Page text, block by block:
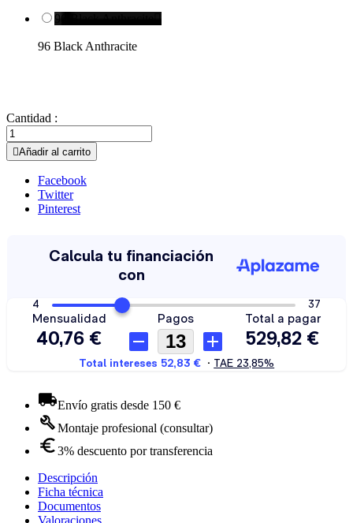
96 Black Anthracite
96 Black Anthracite
Cantidad :
Añadir al carrito
Facebook
Twitter
Pinterest
Envío gratis desde 150 €
Montaje profesional (consultar)
3% descuento por transferencia
Descripción
Ficha técnica
Documentos
Valoraciones